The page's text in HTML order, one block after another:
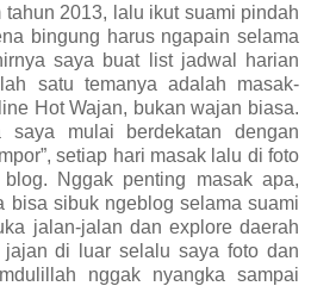
2013, lalu ikut suami pindah
bingung harus ngapain selama
saya buat list jadwal harian
satu temanya adalah masak-
Hot Wajan, bukan wajan biasa.
mulai berdekatan dengan
setiap hari masak lalu di foto
Nggak penting masak apa,
bisa sibuk ngeblog selama suami
jalan-jalan dan explore daerah
jajan di luar selalu saya foto dan
nggak nyangka sampai